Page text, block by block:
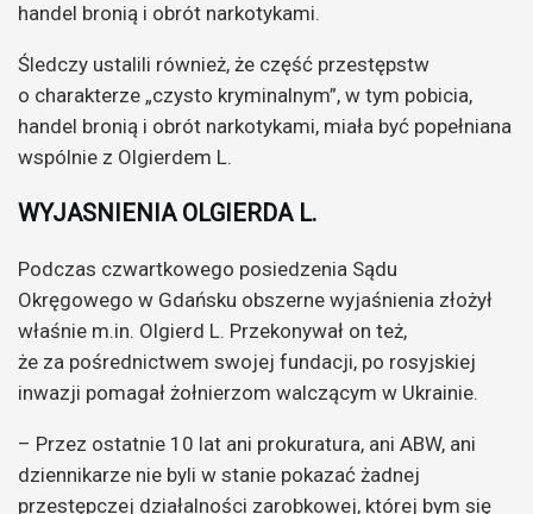
handel bronią i obrót narkotykami.
Śledczy ustalili również, że część przestępstw
o charakterze „czysto kryminalnym”, w tym pobicia,
handel bronią i obrót narkotykami, miała być popełniana
wspólnie z Olgierdem L.
WYJASNIENIA OLGIERDA L.
Podczas czwartkowego posiedzenia Sądu
Okręgowego w Gdańsku obszerne wyjaśnienia złożył
właśnie m.in. Olgierd L. Przekonywał on też,
że za pośrednictwem swojej fundacji, po rosyjskiej
inwazji pomagał żołnierzom walczącym w Ukrainie.
– Przez ostatnie 10 lat ani prokuratura, ani ABW, ani
dziennikarze nie byli w stanie pokazać żadnej
przestępczej działalności zarobkowej, której bym się